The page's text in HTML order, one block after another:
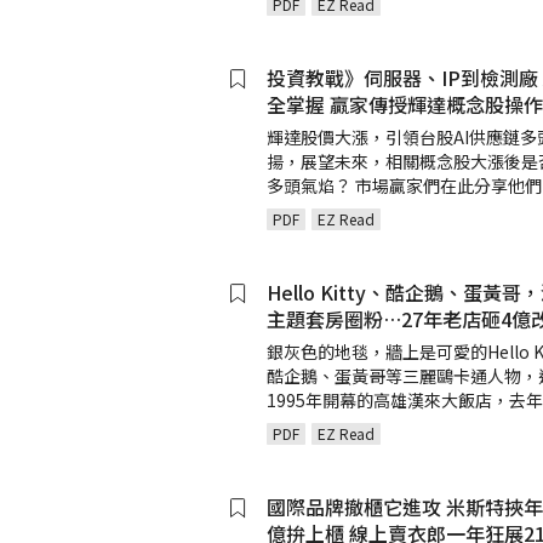
投資教戰》伺服器、IP到檢測
全掌握 贏家傳授輝達概念股操
輝達股價大漲，引領台股AI供應鏈多
揚，展望未來，相關概念股大漲後
多頭氣焰？ 市場贏家們在此分享他
PDF EZ Read
Hello Kitty、酷企鵝、蛋黃哥
主題套房圈粉…27年老店砸4億
銀灰色的地毯，牆上是可愛的Hello
酷企鵝、蛋黃哥等三麗鷗卡通人物，
1995年開幕的高雄漢來大飯店，去
PDF EZ Read
國際品牌撤櫃它進攻 米斯特挾
億拚上櫃 線上賣衣郎一年狂展